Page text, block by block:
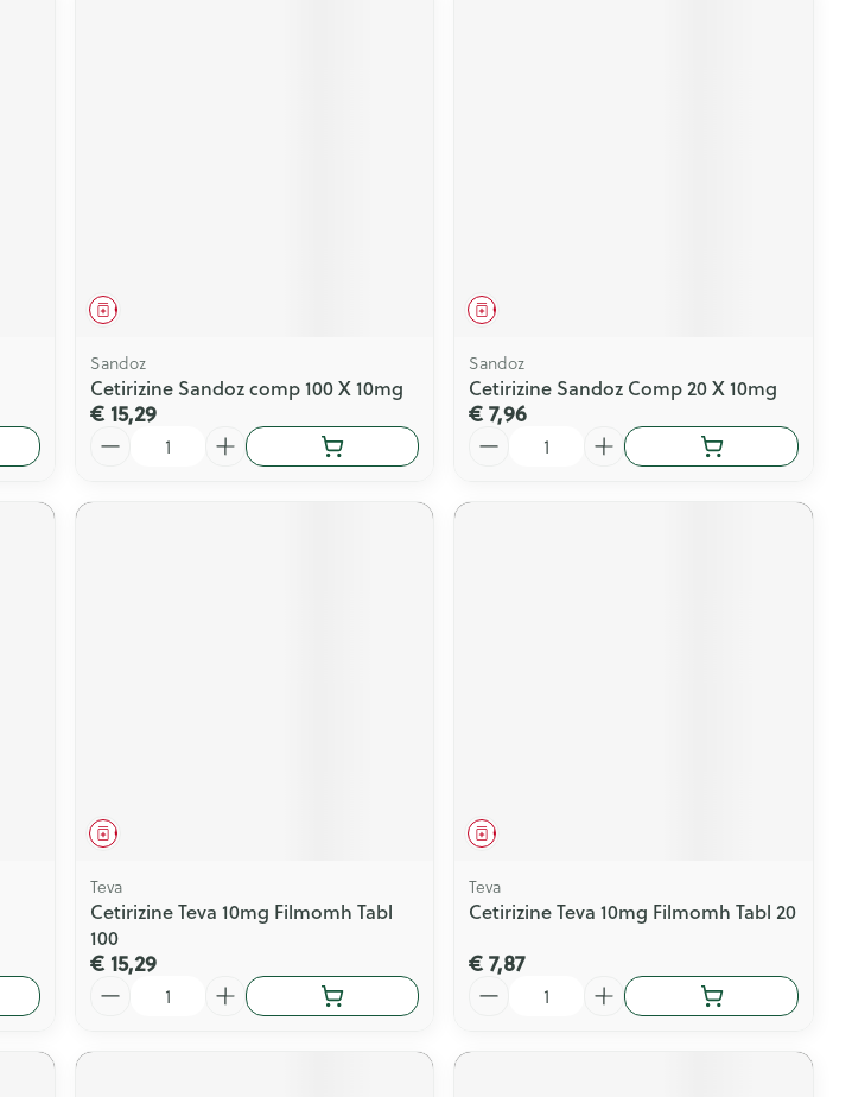
Geneesmiddel
Sandoz
Cetirizine Sandoz comp 100 X 10mg
€ 15,29
Geneesmiddel
Sandoz
Cetirizine Sandoz Comp 20 X 10mg
€ 7,96
Geneesmiddel
Teva
Cetirizine Teva 10mg Filmomh Tabl
100
€ 15,29
Geneesmiddel
Teva
Cetirizine Teva 10mg Filmomh Tabl 20
€ 7,87